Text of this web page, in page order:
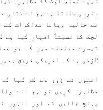
بخوبی جانتا ہے ہم نے کتنی
نے حالیہ ویانا مذاکرات کے
لچک کا نسبتاً اظہار کیا ہے
تیسرے معاملے میں کہ جو
لازمی ہے کہ امریکی فریق
انہوں نے زور دے کر کہا
مظاہرہ کریں تو ہم آنے
پہنچ جائیں گے اور انہوں